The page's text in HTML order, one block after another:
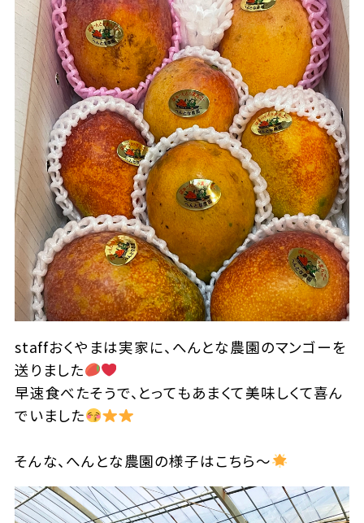
staffおくやまは実家に、へんとな農園のマンゴーを
送りました
早速食べたそうで、とってもあまくて美味しくて喜ん
でいました
そんな、へんとな農園の様子はこちら～